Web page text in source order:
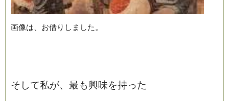
画像は、お借りしました。
そして私が、最も興味を持った